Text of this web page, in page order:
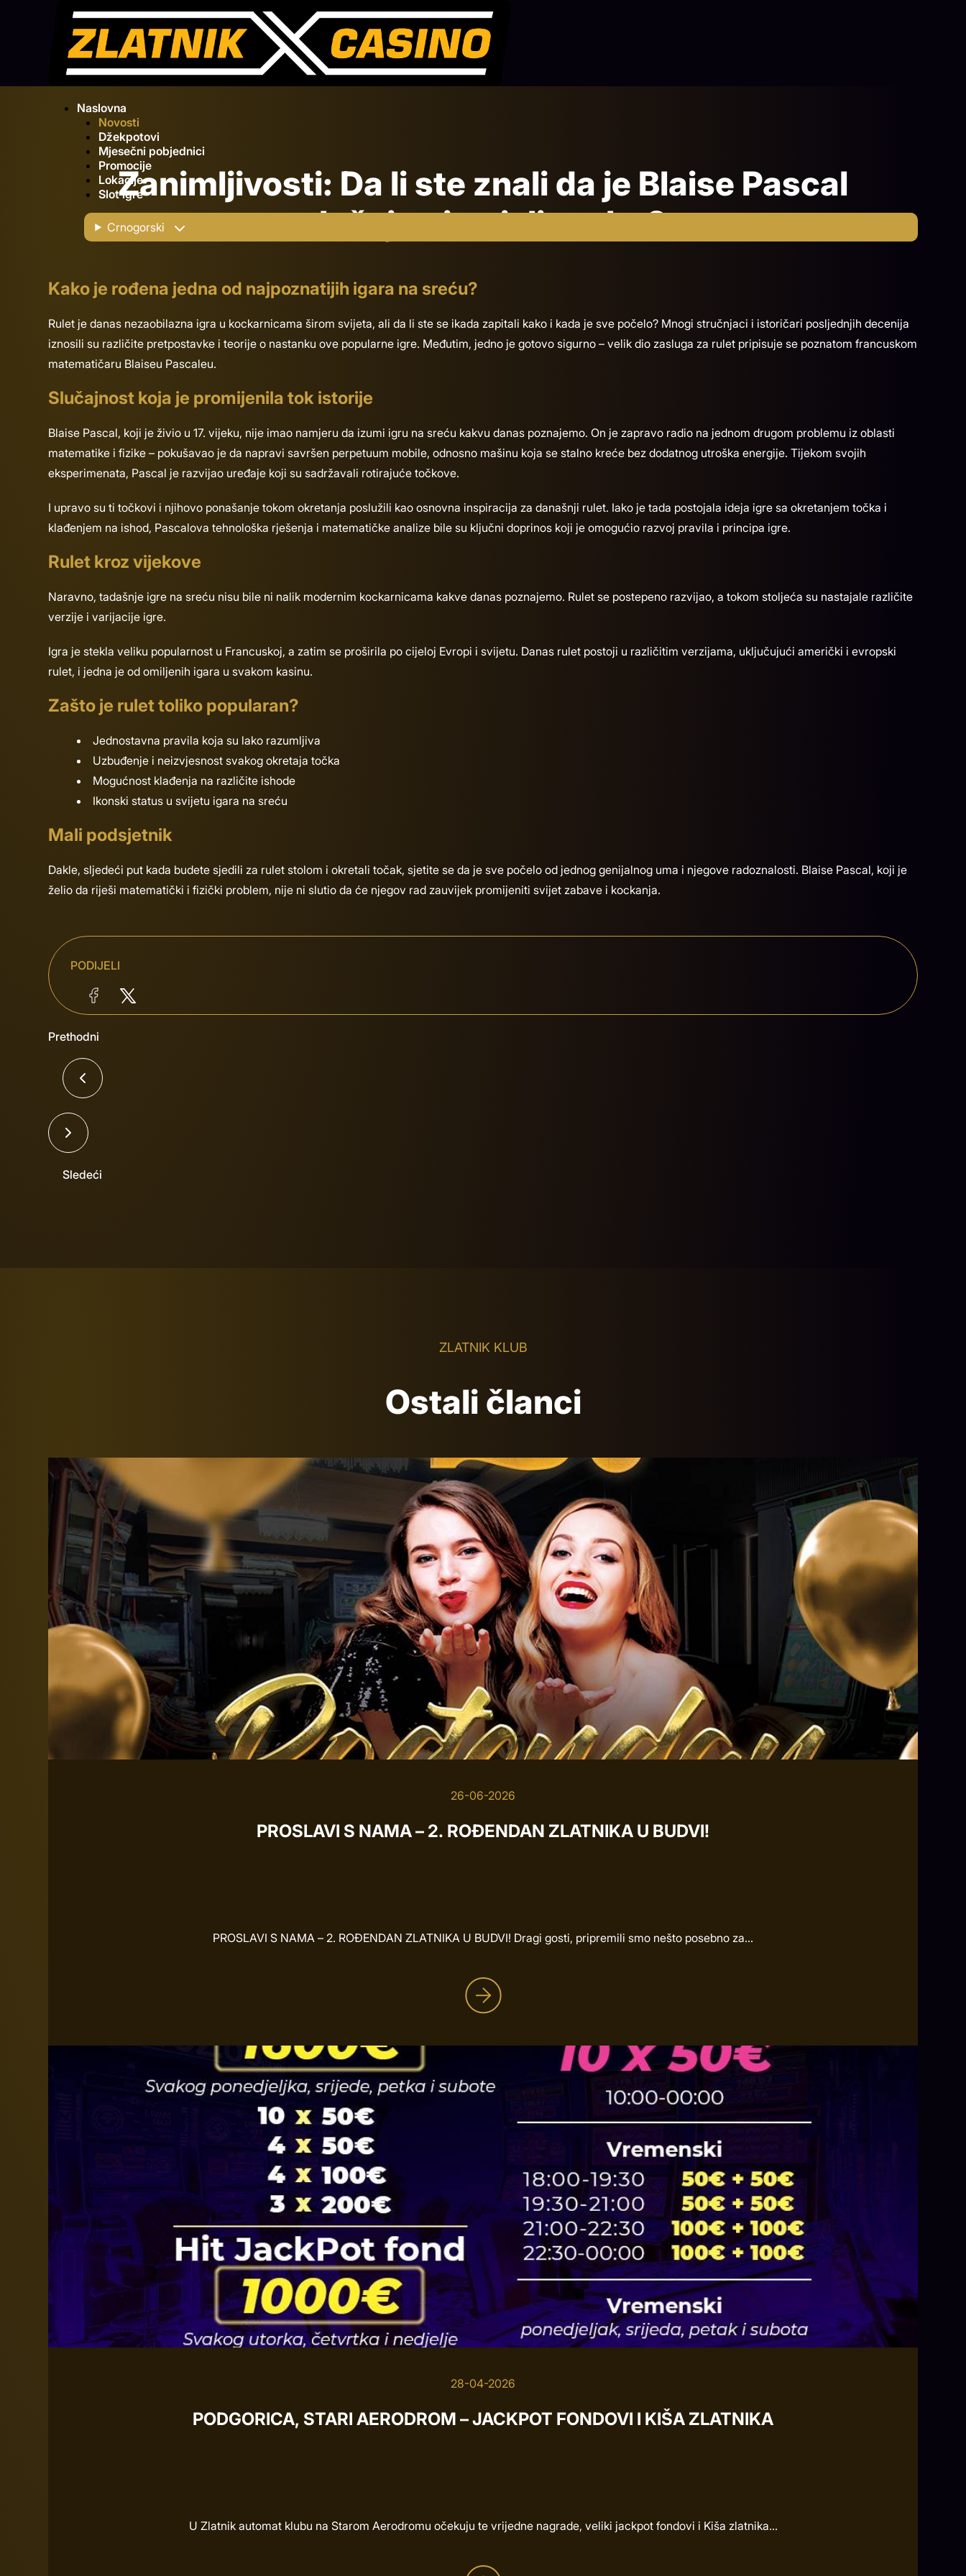
Naslovna
Novosti
Džekpotovi
Mjesečni pobjednici
Promocije
Lokacije
Slot igre
Crnogorski
Zanimljivosti: Da li ste znali da je Blaise Pascal
slučajno izmislio rulet?
Kako je rođena jedna od najpoznatijih igara na sreću?
Rulet je danas nezaobilazna igra u kockarnicama širom svijeta, ali da li ste se ikada zapitali kako i kada je sve počelo? Mnogi stručnjaci i istoričari posljednjih decenija
iznosili su različite pretpostavke i teorije o nastanku ove popularne igre. Međutim, jedno je gotovo sigurno – velik dio zasluga za rulet pripisuje se poznatom francuskom
matematičaru Blaiseu Pascaleu.
Slučajnost koja je promijenila tok istorije
Blaise Pascal, koji je živio u 17. vijeku, nije imao namjeru da izumi igru na sreću kakvu danas poznajemo. On je zapravo radio na jednom drugom problemu iz oblasti
matematike i fizike – pokušavao je da napravi savršen perpetuum mobile, odnosno mašinu koja se stalno kreće bez dodatnog utroška energije. Tijekom svojih
eksperimenata, Pascal je razvijao uređaje koji su sadržavali rotirajuće točkove.
I upravo su ti točkovi i njihovo ponašanje tokom okretanja poslužili kao osnovna inspiracija za današnji rulet. Iako je tada postojala ideja igre sa okretanjem točka i
klađenjem na ishod, Pascalova tehnološka rješenja i matematičke analize bile su ključni doprinos koji je omogućio razvoj pravila i principa igre.
Rulet kroz vijekove
Naravno, tadašnje igre na sreću nisu bile ni nalik modernim kockarnicama kakve danas poznajemo. Rulet se postepeno razvijao, a tokom stoljeća su nastajale različite
verzije i varijacije igre.
Igra je stekla veliku popularnost u Francuskoj, a zatim se proširila po cijeloj Evropi i svijetu. Danas rulet postoji u različitim verzijama, uključujući američki i evropski
rulet, i jedna je od omiljenih igara u svakom kasinu.
Zašto je rulet toliko popularan?
Jednostavna pravila koja su lako razumljiva
Uzbuđenje i neizvjesnost svakog okretaja točka
Mogućnost klađenja na različite ishode
Ikonski status u svijetu igara na sreću
Mali podsjetnik
Dakle, sljedeći put kada budete sjedili za rulet stolom i okretali točak, sjetite se da je sve počelo od jednog genijalnog uma i njegove radoznalosti. Blaise Pascal, koji je
želio da riješi matematički i fizički problem, nije ni slutio da će njegov rad zauvijek promijeniti svijet zabave i kockanja.
PODIJELI
Prethodni
Sledeći
ZLATNIK KLUB
Ostali članci
26-06-2026
PROSLAVI S NAMA – 2. ROĐENDAN ZLATNIKA U BUDVI!
PROSLAVI S NAMA – 2. ROĐENDAN ZLATNIKA U BUDVI! Dragi gosti, pripremili smo nešto posebno za...
28-04-2026
PODGORICA, STARI AERODROM – JACKPOT FONDOVI I KIŠA ZLATNIKA
U Zlatnik automat klubu na Starom Aerodromu očekuju te vrijedne nagrade, veliki jackpot fondovi i Kiša zlatnika...